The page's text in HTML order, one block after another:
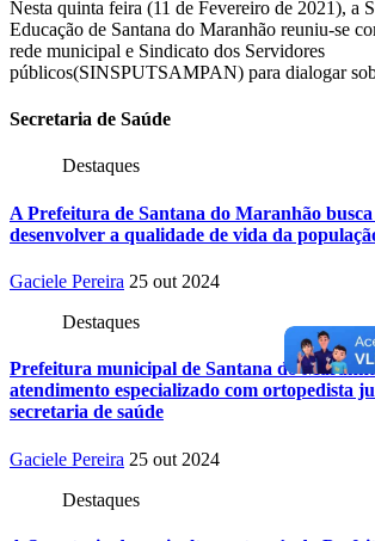
Nesta quinta feira (11 de Fevereiro de 2021), a
Educação de Santana do Maranhão reuniu-se
rede municipal e Sindicato dos Servidores
públicos(SINSPUTSAMPAN) para dialogar
Secretaria de Saúde
Destaques
A Prefeitura de Santana do Maranhão busca
desenvolver a qualidade de vida da
Gaciele Pereira 25 out 2024
Destaques
Prefeitura municipal de Santana do
atendimento especializado com ortopedista
secretaria de saúde
Gaciele Pereira 25 out 2024
Destaques